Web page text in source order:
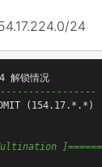
24
** 正在测试 IPv4 解锁情况
(154.17.*.*)